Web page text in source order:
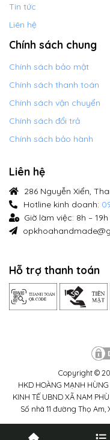
Tin tức
Liên hệ
Chính sách chung
Chính sách bảo mật
Chính sách thanh toán
Chính sách vận chuyển
Chính sách đổi trả
Chính sách bảo hành
Liên hệ
286 Nguyễn Xiển,
Hotline kinh doanh:
Giờ làm việc: 8h –
Hỗ trợ thanh toán
Copyright ©
HKD HOÀNG MẠNH
KINH TẾ UBND XÃ NAM
Số nhà 11 đường Thọ